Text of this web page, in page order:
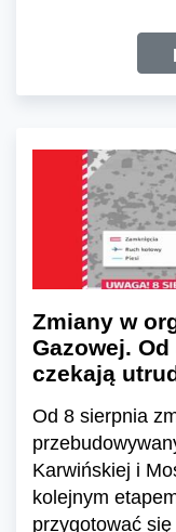
Zmiany w
Gazowej.
czekają
Od 8 sierpnia
Karwińskiej i
kolejnym
przygotować